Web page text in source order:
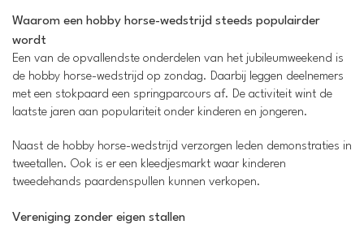
Waarom een hobby horse-wedstrijd steeds populairder
wordt
Een van de opvallendste onderdelen van het jubileumweekend is
de hobby horse-wedstrijd op zondag. Daarbij leggen deelnemers
met een stokpaard een springparcours af. De activiteit wint de
laatste jaren aan populariteit onder kinderen en jongeren.
Naast de hobby horse-wedstrijd verzorgen leden demonstraties in
tweetallen. Ook is er een kleedjesmarkt waar kinderen
tweedehands paardenspullen kunnen verkopen.
Vereniging zonder eigen stallen